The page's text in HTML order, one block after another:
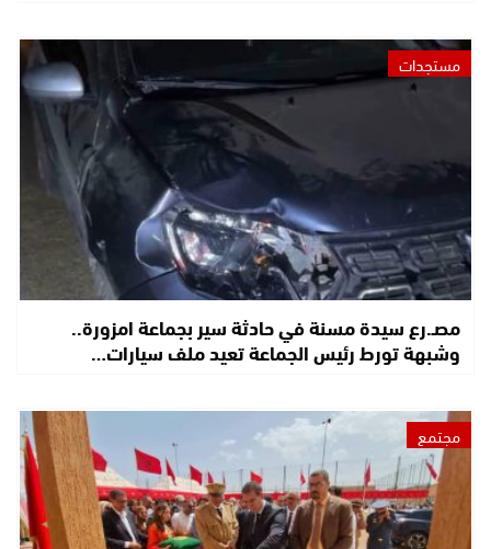
مستجدات
مصـ.رع سيدة مسنة في حادثة سير بجماعة امزورة..
وشبهة تورط رئيس الجماعة تعيد ملف سيارات…
مجتمع